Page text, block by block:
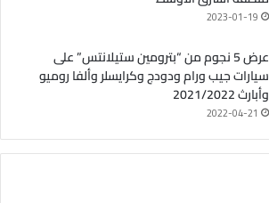
2023-01-19
عرض 5 نجوم من “بترومين ستيلانتس” على
سيارات جيب ورام ودودج وكرايسلر وألفا روميو
وأبارث 2021/2022
2022-04-21